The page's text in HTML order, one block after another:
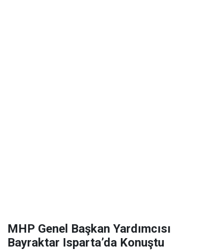
MHP Genel Başkan Yardımcısı
Bayraktar Isparta’da Konuştu